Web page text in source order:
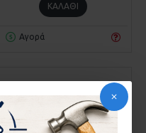
ΚΑΛΆΘΙ
Αγορά